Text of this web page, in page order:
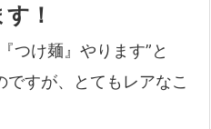
！
つけ麺』やります”と
ですが、とてもレアなこ